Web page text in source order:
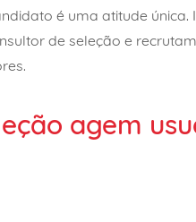
é uma atitude
de seleção e
agem